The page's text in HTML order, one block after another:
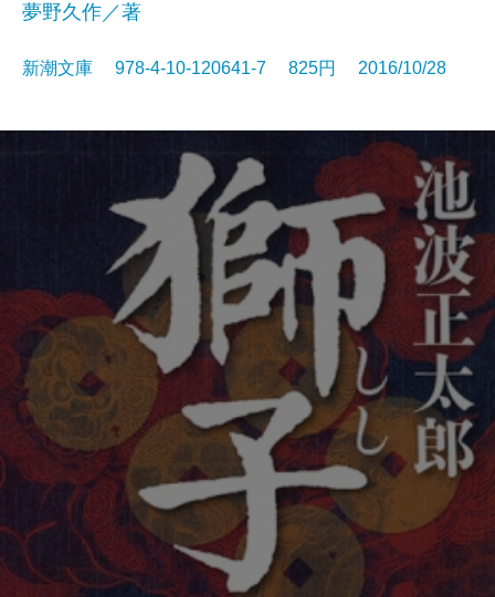
夢野久作／著
新潮文庫 978-4-10-120641-7 825円 2016/10/28